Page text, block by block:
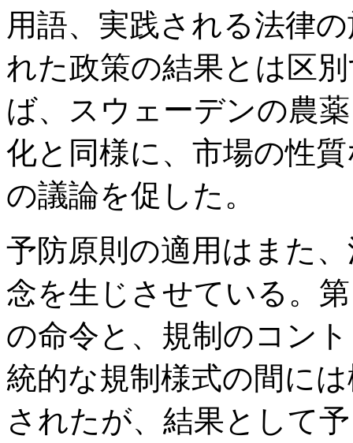
用語、実践される法律
れた政策の結果とは区
ば、スウェーデンの農
化と同様に、市場の性
の議論を促した。
予防原則の適用はまた
念を生じさせている。
の命令と、規制のコン
統的な規制様式の間に
されたが、結果として